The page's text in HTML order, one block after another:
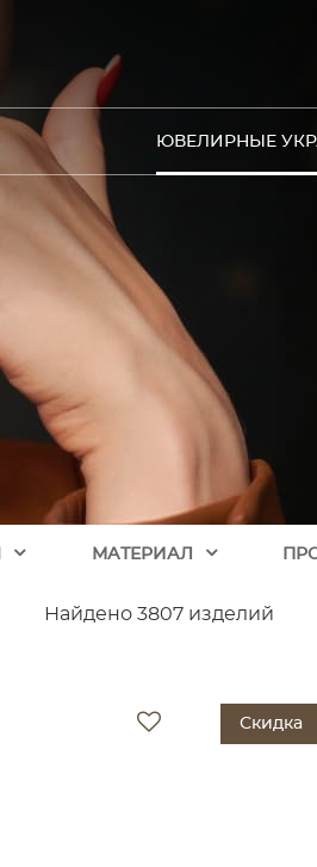
ЮВЕЛИРНЫЕ
МАТЕРИАЛ
Найдено 3807 изделий
Скидка